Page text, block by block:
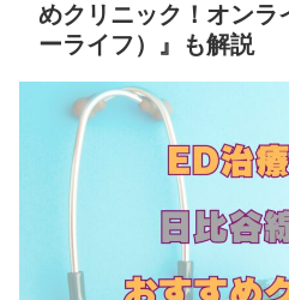
めクリニック！オン
ーライフ）』も解説